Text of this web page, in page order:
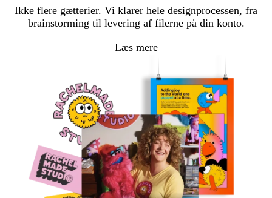
Ikke flere gætterier. Vi klarer hele designprocessen, fra
brainstorming til levering af filerne på din konto.
Læs mere